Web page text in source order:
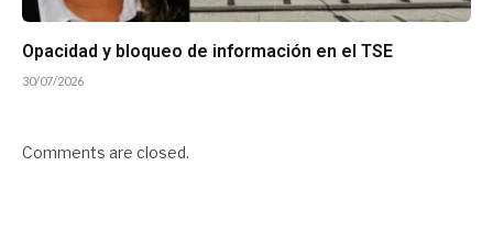
Opacidad y bloqueo de información en el TSE
30/07/2026
Comments are closed.